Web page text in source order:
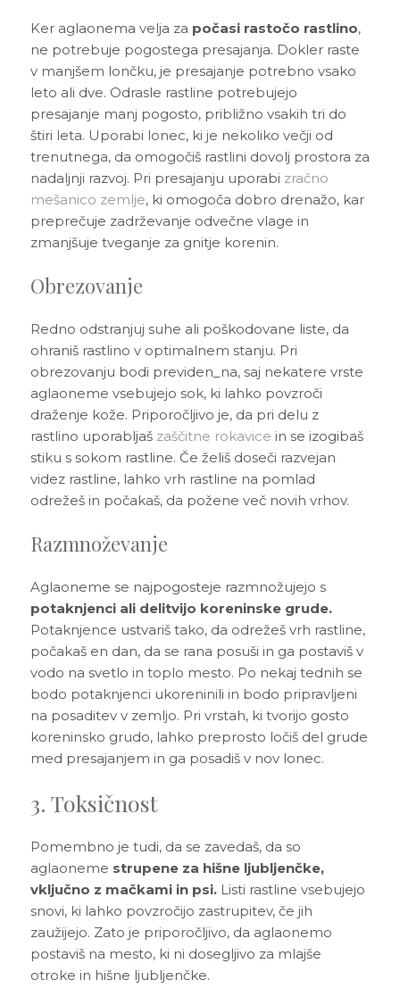
Ker aglaonema velja za počasi rastočo rastlino,
ne potrebuje pogostega presajanja. Dokler raste
v manjšem lončku, je presajanje potrebno vsako
leto ali dve. Odrasle rastline potrebujejo
presajanje manj pogosto, približno vsakih tri do
štiri leta. Uporabi lonec, ki je nekoliko večji od
trenutnega, da omogočiš rastlini dovolj prostora za
nadaljnji razvoj. Pri presajanju uporabi zračno
mešanico zemlje, ki omogoča dobro drenažo, kar
preprečuje zadrževanje odvečne vlage in
zmanjšuje tveganje za gnitje korenin.
Obrezovanje
Redno odstranjuj suhe ali poškodovane liste, da
ohraniš rastlino v optimalnem stanju. Pri
obrezovanju bodi previden_na, saj nekatere vrste
aglaoneme vsebujejo sok, ki lahko povzroči
draženje kože. Priporočljivo je, da pri delu z
rastlino uporabljaš zaščitne rokavice in se izogibaš
stiku s sokom rastline. Če želiš doseči razvejan
videz rastline, lahko vrh rastline na pomlad
odrežeš in počakaš, da požene več novih vrhov.
Razmnoževanje
Aglaoneme se najpogosteje razmnožujejo s
potaknjenci ali delitvijo koreninske grude.
Potaknjence ustvariš tako, da odrežeš vrh rastline,
počakaš en dan, da se rana posuši in ga postaviš v
vodo na svetlo in toplo mesto. Po nekaj tednih se
bodo potaknjenci ukoreninili in bodo pripravljeni
na posaditev v zemljo. Pri vrstah, ki tvorijo gosto
koreninsko grudo, lahko preprosto ločiš del grude
med presajanjem in ga posadiš v nov lonec.
3. Toksičnost
Pomembno je tudi, da se zavedaš, da so
aglaoneme strupene za hišne ljubljenčke,
vključno z mačkami in psi.Listi rastline vsebujejo
snovi, ki lahko povzročijo zastrupitev, če jih
zaužijejo. Zato je priporočljivo, da aglaonemo
postaviš na mesto, ki ni dosegljivo za mlajše
otroke in hišne ljubljenčke.